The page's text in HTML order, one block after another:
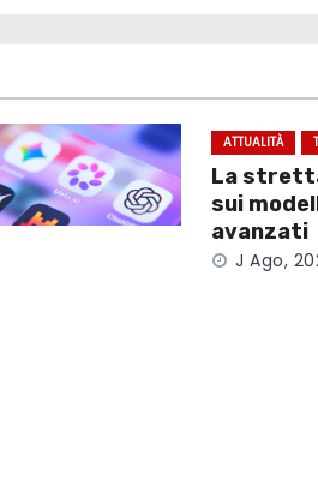
ATTUALITÀ
La
sui
avanzati
J Ago,